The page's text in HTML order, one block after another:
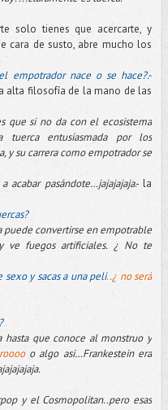
solo tienes que acercarte, y
cara de susto, abre mucho los
empotrador nace o se hace?.-
alta filosofía de la mano de las
que si no da con el ecosistema
entusiasmada por los
y su carrera como empotrador se
acabar pasándote…jajajajaja.- la
puede convertirse en empotrable
ve fuegos artificiales. ¿ No te
y sacas a una peli..¿ no será
hasta que conoce al monstruo y
o algo asi…Frankestein era
y el Cosmopolitan..pero esas